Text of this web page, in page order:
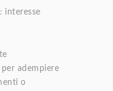
interesse
adempiere
o